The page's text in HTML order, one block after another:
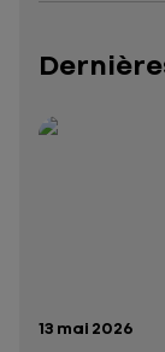
Date de
13 mai 2026
Rapport
Présentation